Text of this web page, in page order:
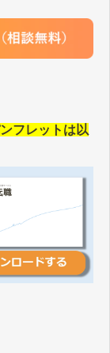
フレットは以